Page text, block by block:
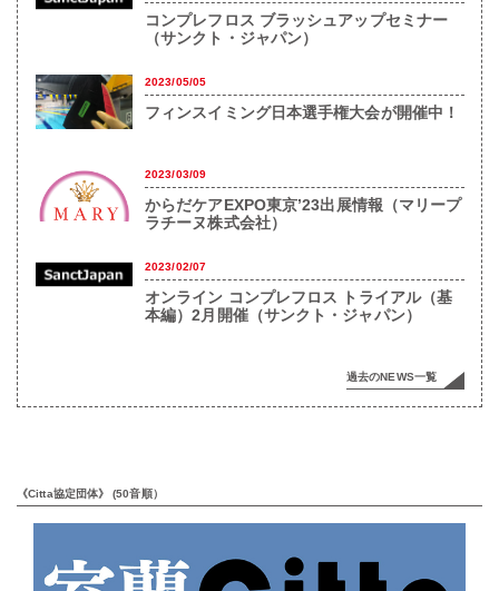
コンプレフロス ブラッシュアップセミナー
（サンクト・ジャパン）
2023/05/05
フィンスイミング日本選手権大会が開催中！
2023/03/09
からだケアEXPO東京’23出展情報（マリープ
ラチーヌ株式会社）
2023/02/07
オンライン コンプレフロス トライアル（基
本編）2月開催（サンクト・ジャパン）
過去のNEWS一覧
《Citta協定団体》 (50音順）